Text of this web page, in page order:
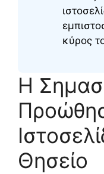
κύρος
Η
Θησείο